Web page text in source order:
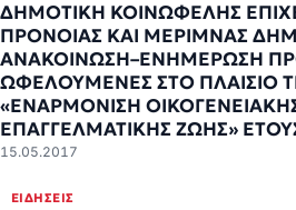
ΔΗΜΟΤΙΚΗ ΚΟΙΝΩΦΕΛΗΣ
ΠΡΟΝΟΙΑΣ ΚΑΙ ΜΕΡΙΜΝΑΣ
ΑΝΑΚΟΙΝΩΣΗ–ΕΝΗΜΕΡΩΣΗ
ΩΦΕΛΟΥΜΕΝΕΣ ΣΤΟ ΠΛΑΙΣΙΟ
«ΕΝΑΡΜΟΝΙΣΗ
ΕΠΑΓΓΕΛΜΑΤΙΚΗΣ ΖΩΗΣ»
15.05.2017
ΕΙΔΉΣΕΙΣ